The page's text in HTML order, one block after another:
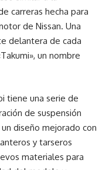
carreras hecha para
de Nissan. Una
delantera de cada
un nombre
tiene una serie de
de suspensión
diseño mejorado con
y tarseros
materiales para